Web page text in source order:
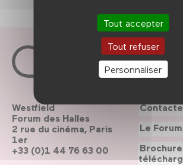
Tout accepter
Tout refuser
Personnaliser
Westfield
Forum des Halles
2 rue du cinéma, Paris
1er
+33 (0)1 44 76 63 00
Le